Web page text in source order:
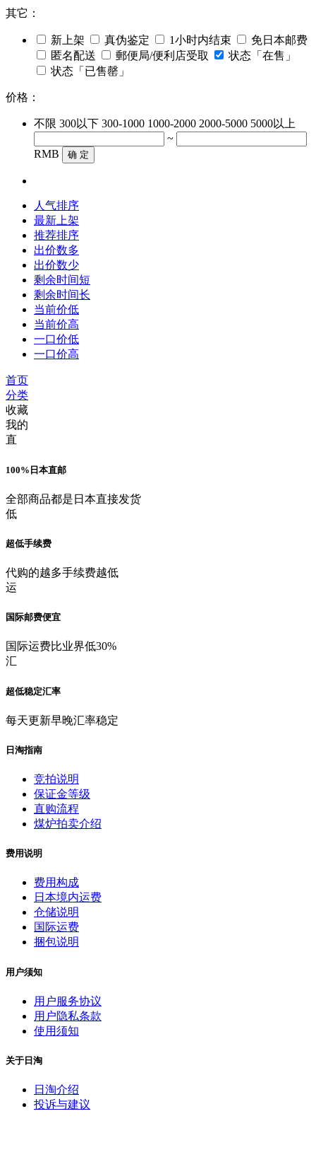
其它：
新上架 真伪鉴定 1小时内结束
免日本邮费
匿名配送
郵便局/便利店受取
状态「在售」
状态「已售罄」
价格：
不限 300以下 300-1000 1000-2000 2000-5000 5000以上
~
RMB
确 定
人气排序
最新上架
推荐排序
出价数多
出价数少
剩余时间短
剩余时间长
当前价低
当前价高
一口价低
一口价高
首页
分类
收藏
我的
直
100%日本直邮
全部商品都是日本直接发货
低
超低手续费
代购的越多手续费越低
运
国际邮费便宜
国际运费比业界低30%
汇
超低稳定汇率
每天更新早晚汇率稳定
日淘指南
竞拍说明
保证金等级
直购流程
煤炉拍卖介绍
费用说明
费用构成
日本境内运费
仓储说明
国际运费
捆包说明
用户须知
用户服务协议
用户隐私条款
使用须知
关于日淘
日淘介绍
投诉与建议